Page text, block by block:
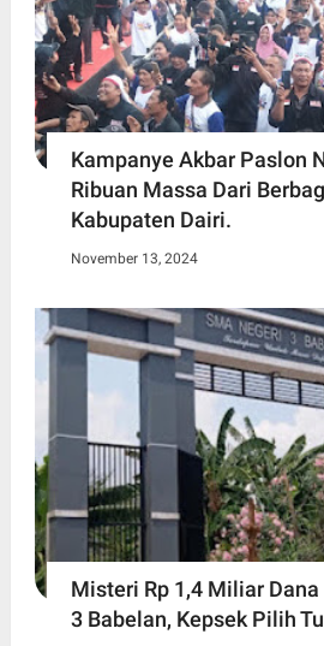
Kampanye Akbar Paslon
Ribuan Massa Dari
Kabupaten Dairi.
November 13, 2024
Misteri Rp 1,4 Miliar Dana
3 Babelan, Kepsek Pilih